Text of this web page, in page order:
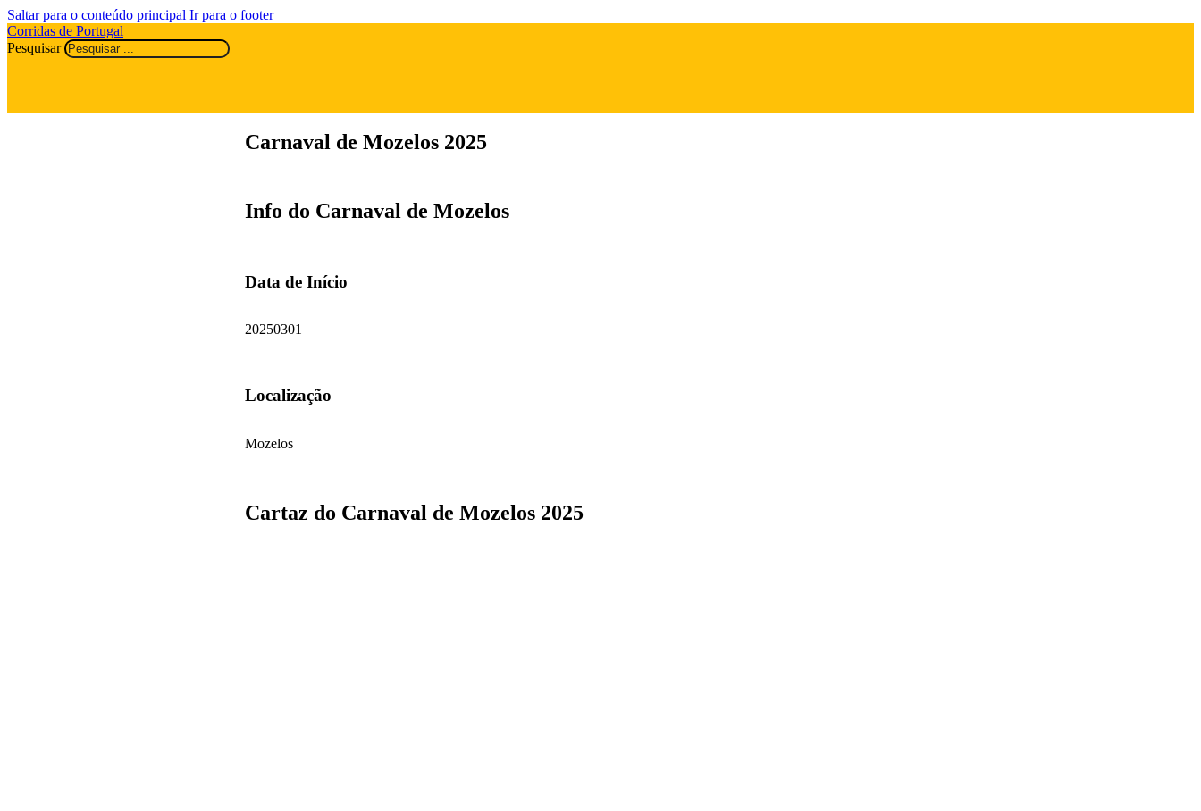
Saltar para o conteúdo principal Ir para o footer
Corridas de Portugal
Pesquisar
Carnaval de Mozelos 2025
Info do Carnaval de Mozelos
Data de Início
20250301
Localização
Mozelos
Cartaz do Carnaval de Mozelos 2025